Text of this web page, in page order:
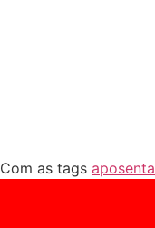
Com as tags